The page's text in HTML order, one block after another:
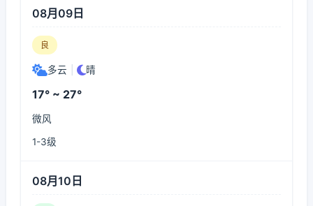
08月09日
良
多云 晴
17° ~ 27°
微风
1-3级
08月10日